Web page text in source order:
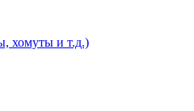
хомуты и т.д.)